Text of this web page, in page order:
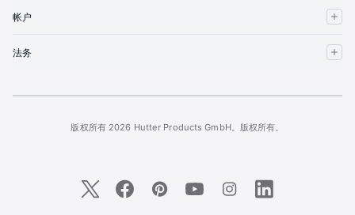
帐户
法务
版权所有 2026 Hutter Products GmbH。版权所有。